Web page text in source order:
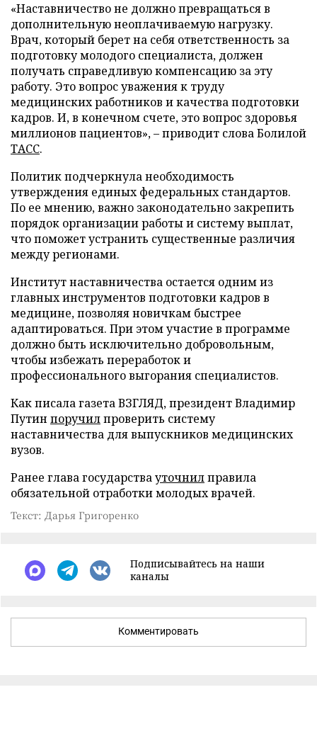
«Наставничество не должно превращаться в
дополнительную неоплачиваемую нагрузку.
Врач, который берет на себя ответственность за
подготовку молодого специалиста, должен
получать справедливую компенсацию за эту
работу. Это вопрос уважения к труду
медицинских работников и качества подготовки
кадров. И, в конечном счете, это вопрос здоровья
миллионов пациентов», – приводит слова Болилой
ТАСС.
Политик подчеркнула необходимость
утверждения единых федеральных стандартов.
По ее мнению, важно законодательно закрепить
порядок организации работы и систему выплат,
что поможет устранить существенные различия
между регионами.
Институт наставничества остается одним из
главных инструментов подготовки кадров в
медицине, позволяя новичкам быстрее
адаптироваться. При этом участие в программе
должно быть исключительно добровольным,
чтобы избежать переработок и
профессионального выгорания специалистов.
Как писала газета ВЗГЛЯД, президент Владимир
Путин поручилпроверить систему
наставничества для выпускников медицинских
вузов.
Ранее глава государствауточнилправила
обязательной отработки молодых врачей.
Текст: Дарья Григоренко
Подписывайтесь на наши
каналы
Комментировать